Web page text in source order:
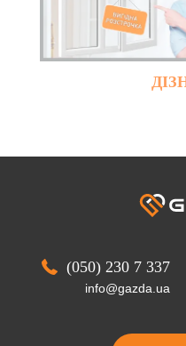
(050) 230 7 337
info@gazda.ua